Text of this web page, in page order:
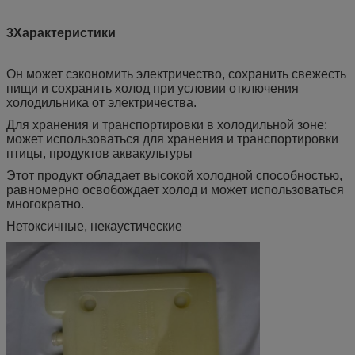
3Характеристики
Он может сэкономить электричество, сохранить свежесть
пищи и сохранить холод при условии отключения
холодильника от электричества.
Для хранения и транспортировки в холодильной зоне:
может использоваться для хранения и транспортировки
птицы, продуктов аквакультуры
Этот продукт обладает высокой холодной способностью,
равномерно освобождает холод и может использоваться
многократно.
Нетоксичные, некаустические